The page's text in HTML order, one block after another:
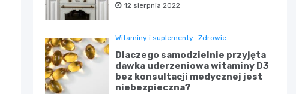
12 sierpnia 2022
Witaminy i suplementy Zdrowie
Dlaczego samodzielnie przyjęta
dawka uderzeniowa witaminy D3
bez konsultacji medycznej jest
niebezpieczna?